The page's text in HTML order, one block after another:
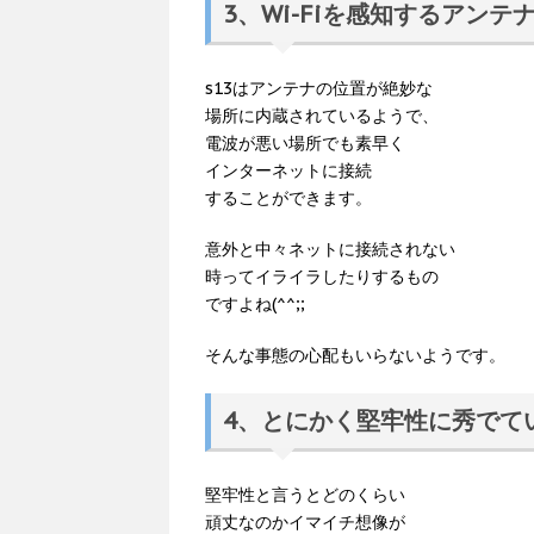
3、Wi-Fiを感知するアンテ
s13はアンテナの位置が絶妙な
場所に内蔵されているようで、
電波が悪い場所でも素早く
インターネットに接続
することができます。
意外と中々ネットに接続されない
時ってイライラしたりするもの
ですよね(^^;;
そんな事態の心配もいらないようです。
4、とにかく堅牢性に秀でて
堅牢性と言うとどのくらい
頑丈なのかイマイチ想像が